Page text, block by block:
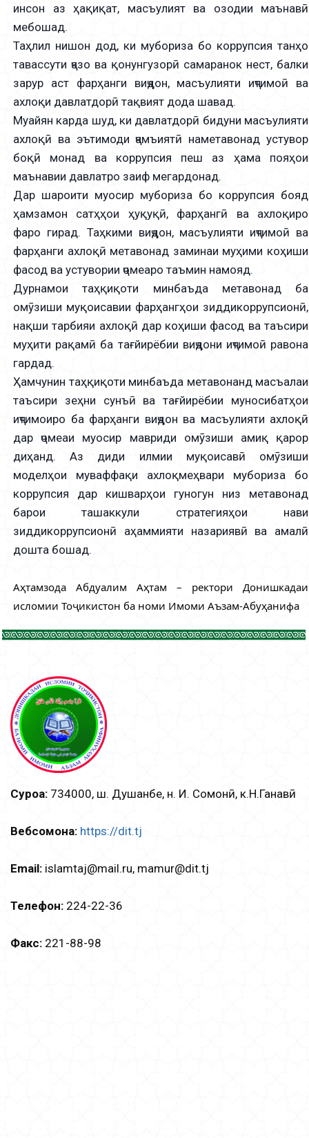
инсон аз ҳақиқат, масъулият ва озодии маънавӣ
мебошад.
Таҳлил нишон дод, ки мубориза бо коррупсия танҳо
тавассути ҷазо ва қонунгузорӣ самаранок нест, балки
зарур аст фарҳанги виҷдон, масъулияти иҷтимоӣ ва
ахлоқи давлатдорӣ тақвият дода шавад.
Муайян карда шуд, ки давлатдорӣ бидуни масъулияти
ахлоқӣ ва эътимоди ҷамъиятӣ наметавонад устувор
боқӣ монад ва коррупсия пеш аз ҳама пояҳои
маънавии давлатро заиф мегардонад.
Дар шароити муосир мубориза бо коррупсия бояд
ҳамзамон сатҳҳои ҳуқуқӣ, фарҳангӣ ва ахлоқиро
фаро гирад. Таҳкими виҷдон, масъулияти иҷтимоӣ ва
фарҳанги ахлоқӣ метавонад заминаи муҳими коҳиши
фасод ва устувории ҷомеаро таъмин намояд.
Дурнамои таҳқиқоти минбаъда метавонад ба
омӯзиши муқоисавии фарҳангҳои зиддикоррупсионӣ,
нақши тарбияи ахлоқӣ дар коҳиши фасод ва таъсири
муҳити рақамӣ ба тағйирёбии виҷдони иҷтимоӣ равона
гардад.
Ҳамчунин таҳқиқоти минбаъда метавонанд масъалаи
таъсири зеҳни сунъӣ ва тағйирёбии муносибатҳои
иҷтимоиро ба фарҳанги виҷдон ва масъулияти ахлоқӣ
дар ҷомеаи муосир мавриди омӯзиши амиқ қарор
диҳанд. Аз диди илмии муқоисавӣ омӯзиши
моделҳои муваффақи ахлоқмеҳвари мубориза бо
коррупсия дар кишварҳои гуногун низ метавонад
барои ташаккули стратегияҳои нави
зиддикоррупсионӣ аҳаммияти назариявӣ ва амалӣ
дошта бошад.
Аҳтамзода Абдуалим Аҳтам – ректори Донишкадаи
исломии Тоҷикистон ба номи Имоми Аъзам-Абуҳанифа
Суроға: 734000, ш. Душанбе, н. И. Сомонӣ, к.Н.Ганҷавӣ
Вебсомона: https://dit.tj
Email: islamtаj@mail.ru, mamur@dit.tj
Телефон: 224-22-36
Факс: 221-88-98